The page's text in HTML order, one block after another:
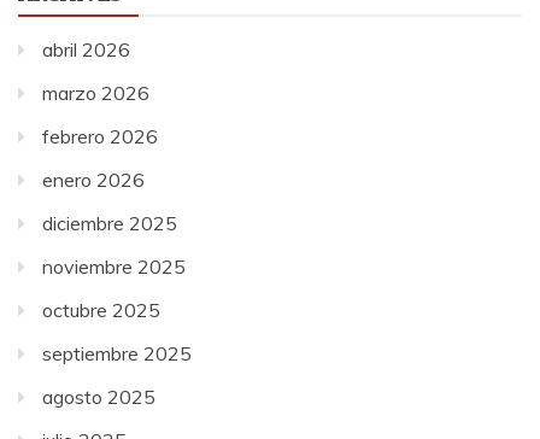
abril 2026
marzo 2026
febrero 2026
enero 2026
diciembre 2025
noviembre 2025
octubre 2025
septiembre 2025
agosto 2025